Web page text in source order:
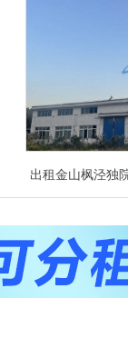
出租金山枫泾独院